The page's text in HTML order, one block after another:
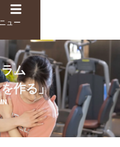
メ
ニ
ュ
ー
ュー
ム
作る」